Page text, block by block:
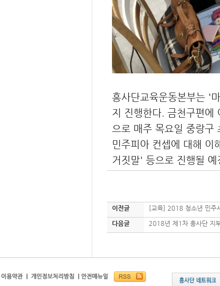
흥사단교육운동본부는 '
지 진행한다. 금천구편에
으로 매주 목요일 중랑구
민주피아 컨셉에 대해
거짓말' 등으로 진행될 예
이전글 [교육] 2018 청소년 민주
다음글 2018년 제1차 흥사단 지